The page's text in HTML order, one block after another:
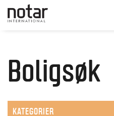
Boligsøk
KATEGORIER